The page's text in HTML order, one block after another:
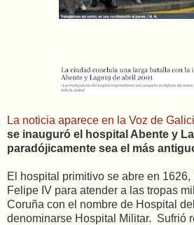
La noticia aparece en la Voz de
se inauguró el hospital Abente y
paradójicamente sea el más
El hospital primitivo se abre en
Felipe IV para atender a las tropas
Coruña con el nombre de Hospital
denominarse Hospital Militar. Sufrió